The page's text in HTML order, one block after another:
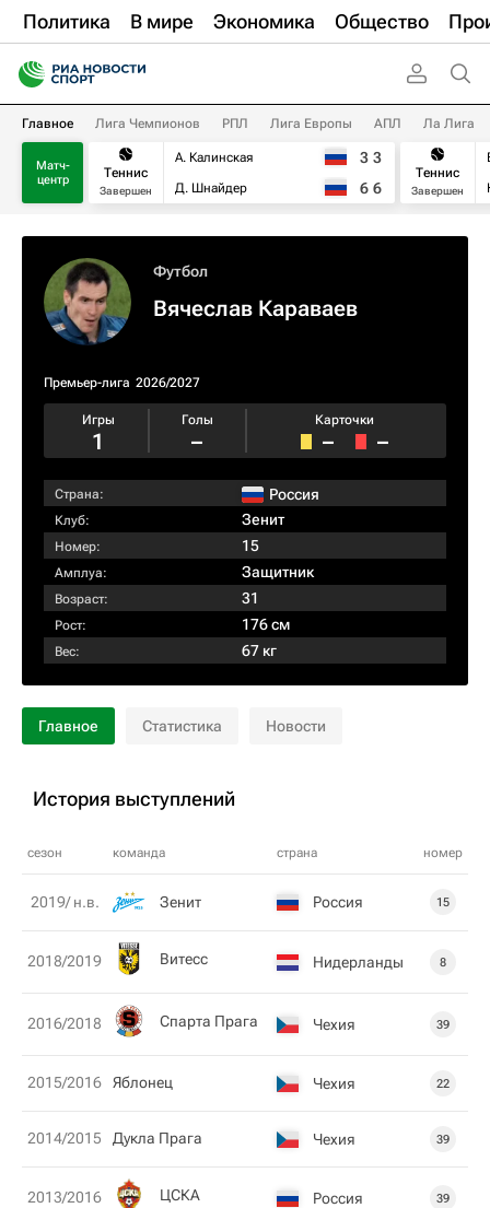
Политика В мире Экономика Общество
Главное Лига Чемпионов РПЛ Лига Европы АПЛ Ла Лига
Матч-
центр
Теннис
Завершен
А. Калинская
Д. Шнайдер
3 3
6 6
Теннис
Завершен
Футбол
Вячеслав Караваев
Премьер-лига 2026/2027
Игры
1
Голы
–
Карточки
– –
Страна: Россия
Клуб: Зенит
Номер: 15
Амплуа: Защитник
Возраст: 31
Рост: 176 см
Вес: 67 кг
Главное Статистика Новости
История выступлений
сезон команда страна номер
2019/ н.в. Зенит Россия 15
2018/2019 Витесс Нидерланды 8
2016/2018 Спарта Прага Чехия 39
2015/2016 Яблонец Чехия 22
2014/2015 Дукла Прага Чехия 39
2013/2016 ЦСКА Россия 39